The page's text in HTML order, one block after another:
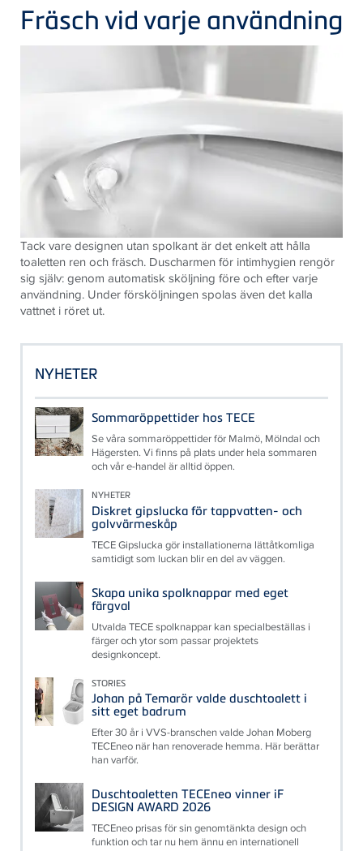
Fräsch vid varje användning
Tack vare designen utan spolkant är det enkelt att hålla
toaletten ren och fräsch. Duscharmen för intimhygien rengör
sig själv: genom automatisk sköljning före och efter varje
användning. Under försköljningen spolas även det kalla
vattnet i röret ut.
NYHETER
Sommaröppettider hos TECE
Se våra sommaröppettider för Malmö, Mölndal och
Hägersten. Vi finns på plats under hela sommaren
och vår e-handel är alltid öppen.
NYHETER
Diskret gipslucka för tappvatten- och
golvvärmeskåp
TECE Gipslucka gör installationerna lättåtkomliga
samtidigt som luckan blir en del av väggen.
Skapa unika spolknappar med eget
färgval
Utvalda TECE spolknappar kan specialbeställas i
färger och ytor som passar projektets
designkoncept.
STORIES
Johan på Temarör valde duschtoalett i
sitt eget badrum
Efter 30 år i VVS-branschen valde Johan Moberg
TECEneo när han renoverade hemma. Här berättar
han varför.
Duschtoaletten TECEneo vinner iF
DESIGN AWARD 2026
TECEneo prisas för sin genomtänkta design och
funktion och tar nu hem ännu en internationell